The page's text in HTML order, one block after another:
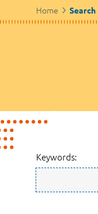
Home Search
Keywords: